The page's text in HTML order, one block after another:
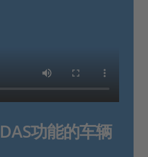
功能的车辆